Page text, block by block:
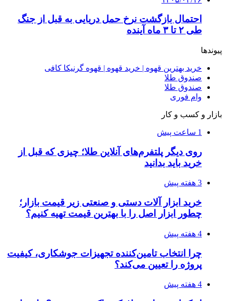
از کجا تجهیزات ترافیکی باکیفیت بخریم؟ راهنمای
راه اندازی مرغداری؛ محاسبه هزینه، درآمد و سود با
طرح توجیهی
۱۴۰۵/۰۴/۱۵
۱۴۰۵/۰۴/۱۴
راهنمای جامع خرید تجهیزات اندازه گیری؛ چطور
دقیق‌ترین ابزارها را آنلاین بخریم؟
۱۴۰۵/۰۴/۰۹
آربی نوا؛ راهکار هوشمند برای شناسایی
۱۴۰۵/۰۴/۰۶